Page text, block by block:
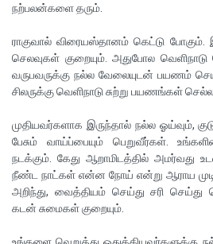
நற்பலன்களை தரும்.
ராகுவால் விரையஸ்தானம் கெட்டு
செலவுகள் குறையும். அதுபோல
வருபவருக்கு நல்ல வேலையுடன் பயணம்
சிலருக்கு வெளிநாடு சுற்று பயணங்கள்
முதியவர்களாக இருந்தால் நல்ல ஓய்வும்,
பேசும் வாய்ப்பையும் பெறுவீர்கள்.
நடக்கும். கேது ஆறாமிடத்தில் அமர்வது
நீண்ட நாட்கள் என்ன நோய் என்று ஆராய
அறிந்து, வைத்தியம் செய்து சரி
கடன் சுமைகள் குறையும்.